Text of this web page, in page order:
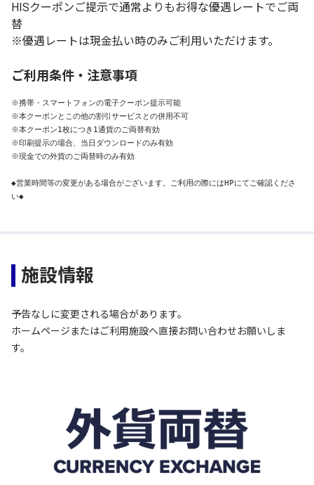
HISクーポンご提示で通常よりもお得な優遇レートでご両
替
※優遇レートは現金払い時のみご利用いただけます。
ご利用条件・注意事項
※携帯・スマートフォンの電子クーポン提示可能
※本クーポンとこの他の割引サービスとの併用不可
※本クーポン1枚につき1通貨のご両替有効
※印刷提示の場合、当日ダウンロードのみ有効
※現金での外貨のご両替時のみ有効
◆営業時間等の変更がある場合がございます。ご利用の際にはHPにてご確認くださ
い◆
施設情報
予告なしに変更される場合があります。
ホームページまたはご利用施設へ直接お問い合わせお願いしま
す。